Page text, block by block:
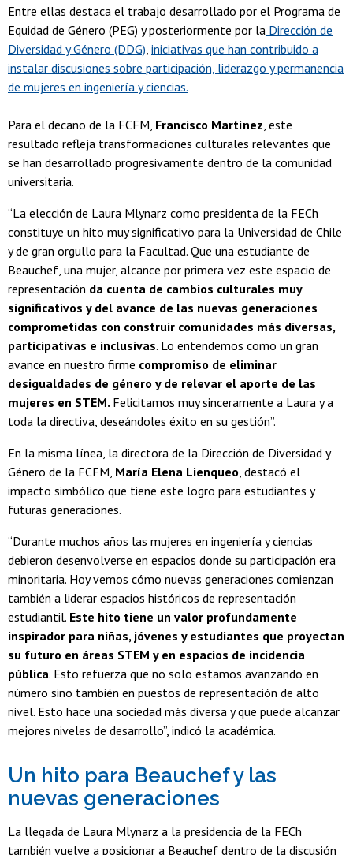
Entre ellas destaca el trabajo desarrollado por el Programa de
Equidad de Género (PEG) y posteriormente por la Dirección de
Diversidad y Género (DDG) iniciativas que han contribuido a
instalar discusiones sobre participación, liderazgo y permanencia
de mujeres en ingeniería y ciencias.
Para el decano de la FCFM, Francisco Martínez , este
resultado refleja transformaciones culturales relevantes que
se han desarrollado progresivamente dentro de la comunidad
universitaria.
“La elección de Laura Mlynarz como presidenta de la FECh
constituye un hito muy significativo para la Universidad de Chile
y de gran orgullo para la Facultad. Que una estudiante de
Beauchef, una mujer, alcance por primera vez este espacio de
representación da cuenta de cambios culturales muy
significativos y del avance de las nuevas generaciones
comprometidas con construir comunidades más diversas,
participativas e inclusivas. Lo entendemos como un gran
avance en nuestro firme compromiso de eliminar
desigualdades de género y de relevar el aporte de las
mujeres en STEM. Felicitamos muy sinceramente a Laura y a
toda la directiva, deseándoles éxito en su gestión”.
En la misma línea, la directora de la Dirección de Diversidad y
Género de la FCFM, María Elena Lienqueo , destacó el
impacto simbólico que tiene este logro para estudiantes y
futuras generaciones.
“Durante muchos años las mujeres en ingeniería y ciencias
debieron desenvolverse en espacios donde su participación era
minoritaria. Hoy vemos cómo nuevas generaciones comienzan
también a liderar espacios históricos de representación
estudiantil. Este hito tiene un valor profundamente
inspirador para niñas, jóvenes y estudiantes que proyectan
su futuro en áreas STEM y en espacios de incidencia
pública. Esto refuerza que no solo estamos avanzando en
número sino también en puestos de representación de alto
nivel. Esto hace una sociedad más diversa y que puede alcanzar
mejores niveles de desarrollo”, indicó la académica.
Un hito para Beauchef y las
nuevas generaciones
La llegada de Laura Mlynarz a la presidencia de la FECh
también vuelve a posicionar a Beauchef dentro de la discusión